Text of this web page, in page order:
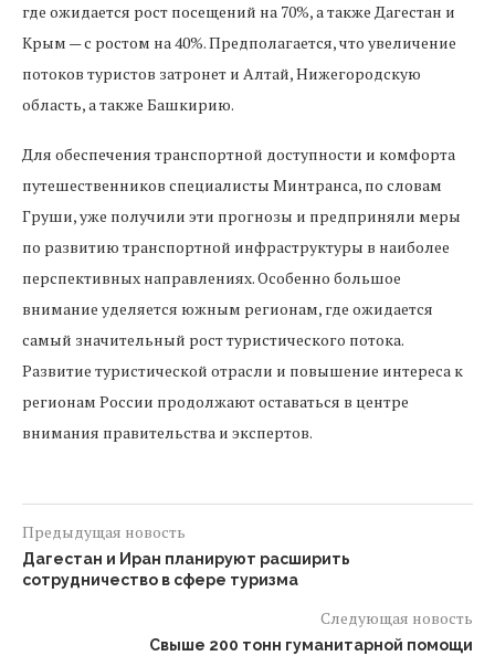
где ожидается рост посещений на 70%, а также Дагестан и
Крым — с ростом на 40%. Предполагается, что увеличение
потоков туристов затронет и Алтай, Нижегородскую
область, а также Башкирию.
Для обеспечения транспортной доступности и комфорта
путешественников специалисты Минтранса, по словам
Груши, уже получили эти прогнозы и предприняли меры
по развитию транспортной инфраструктуры в наиболее
перспективных направлениях. Особенно большое
внимание уделяется южным регионам, где ожидается
самый значительный рост туристического потока.
Развитие туристической отрасли и повышение интереса к
регионам России продолжают оставаться в центре
внимания правительства и экспертов.
Предыдущая новость
Дагестан и Иран планируют расширить
сотрудничество в сфере туризма
Следующая новость
Свыше 200 тонн гуманитарной помощи